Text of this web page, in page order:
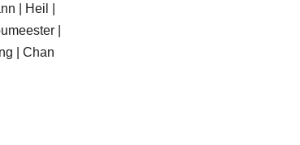
| Heil |
|
| Chan